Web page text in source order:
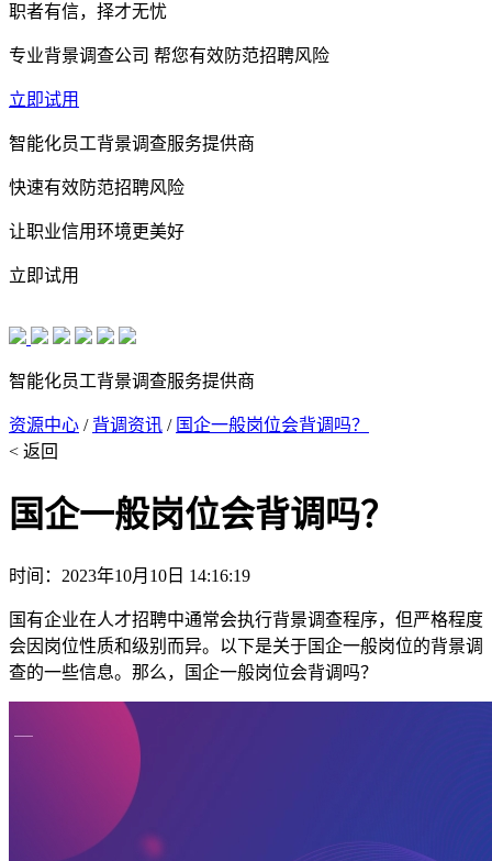
职者有信，择才无忧
专业背景调查公司 帮您有效防范招聘风险
立即试用
智能化员工背景调查服务提供商
快速有效防范招聘风险
让职业信用环境更美好
立即试用
智能化员工背景调查服务提供商
资源中心 / 背调资讯 / 国企一般岗位会背调吗？
< 返回
国企一般岗位会背调吗？
时间：2023年10月10日 14:16:19
国有企业在人才招聘中通常会执行背景调查程序，但严格程度
会因岗位性质和级别而异。以下是关于国企一般岗位的背景调
查的一些信息。那么，国企一般岗位会背调吗？